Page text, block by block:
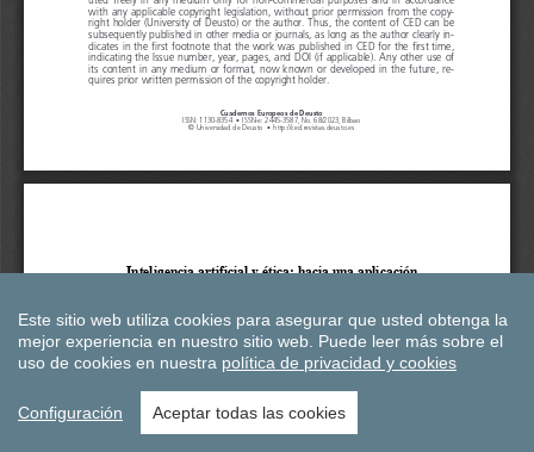
Este sitio web utiliza cookies para asegurar que usted obtenga la
mejor experiencia en nuestro sitio web. Puede leer más sobre el
uso de cookies en nuestra política de privacidad y cookies
Configuración Aceptar todas las cookies